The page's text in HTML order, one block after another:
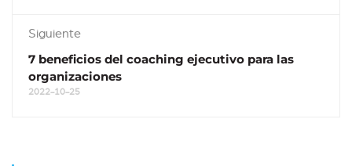
Siguiente
7 beneficios del coaching ejecutivo para las
organizaciones
2022-10-25